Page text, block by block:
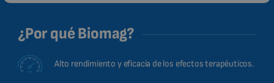
¿Por qué Biomag?
Alto rendimiento y eficacia de los efectos terapéuticos.